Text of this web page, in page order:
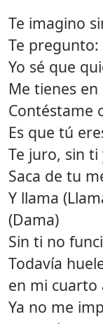
Te imagino
Te pregunto:
Yo sé que
Me tienes
Contéstame
Es que tú
Te juro, sin
Saca de tu
Y llama
(Dama)
Sin ti no
Todavía
en mi cuarto
Ya no me